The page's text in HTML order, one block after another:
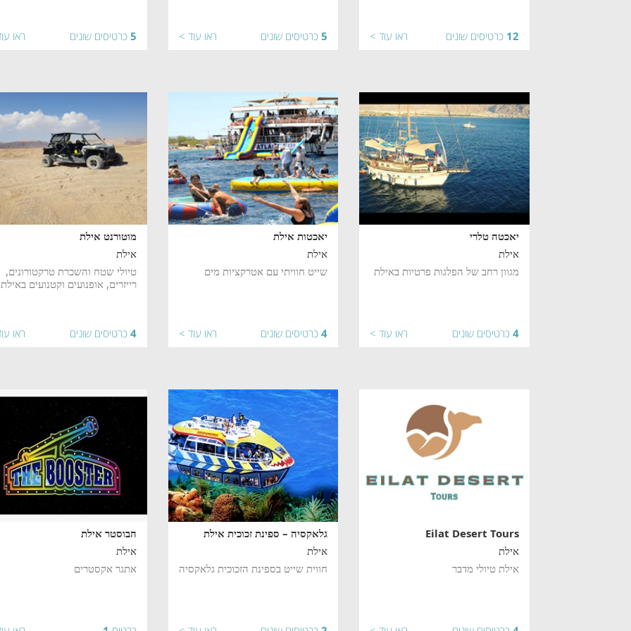
12 כרטיסים שונים ראו עוד > 5 כרטיסים שונים ראו עוד > 5 כרטיסים שונים ראו
יאכטה טלרי
אילת
מגוון רחב של הפלגות פרטיות באילת
4 כרטיסים שונים ראו עוד >
יאכטות אילת
אילת
שייט חוויתי עם אטרקציות מים
4 כרטיסים שונים ראו עוד >
מוטורנט אילת
אילת
טיולי שטח והשכרת טרקטורונים,
רייזרים, אופנועים וקטנועים באילת
4 כרטיסים שונים ראו
Eilat Desert Tours
אילת
אילת טיולי מדבר
גלאקסיה – ספינת זכוכית אילת
אילת
חווית שייט בספינת הזכוכית גלאקסיה
הבוסטר אילת
אילת
אתגר אקסטרים